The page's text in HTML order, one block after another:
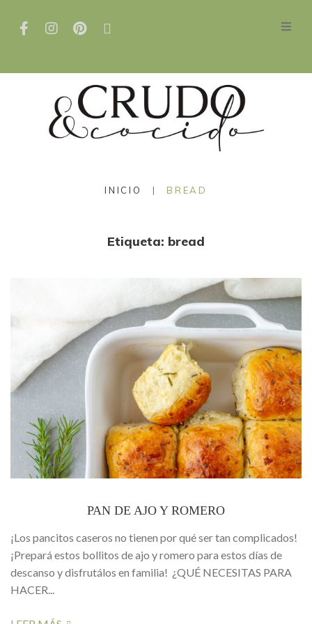
INICIO | BREAD
Etiqueta: bread
PAN DE AJO Y ROMERO
¡Los pancitos caseros no tienen por qué ser tan complicados!
¡Prepará estos bollitos de ajo y romero para estos días de
descanso y disfrutálos en familia! ¿QUÉ NECESITAS PARA
HACER...